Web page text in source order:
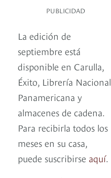
PUBLICIDAD
La edición de
septiembre está
disponible en Carulla,
Éxito, Librería Nacional,
Panamericana y
almacenes de cadena.
Para recibirla todos los
meses en su casa,
puede suscribirse aquí.